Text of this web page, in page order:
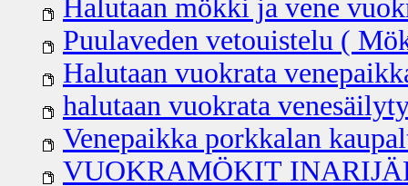
Halutaan mökki ja vene
Puulaveden vetouistelu (
Halutaan vuokrata
halutaan vuokrata
Venepaikka porkkalan
VUOKRAMÖKIT